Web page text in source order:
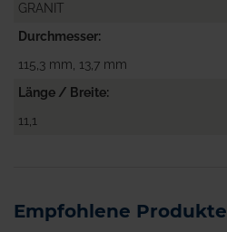
GRANIT
Durchmesser
115,3 mm, 13,7 mm
Länge / Breite
11,1
Empfohlene Produkte